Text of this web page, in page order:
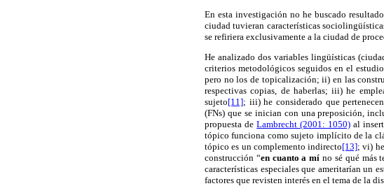
En esta investigación no he buscado
ciudad tuvieran características
se refiriera exclusivamente a la ciudad de
He analizado dos variables lingüísticas
criterios metodológicos seguidos en el
pero no los de topicalización; ii) en las
respectivas copias, de haberlas; iii) he
sujeto[11]; iii) he considerado que
(FNs) que se inician con una preposición,
propuesta deLambrecht (2001: 1050) al
tópico funciona como sujeto implícito de la
tópico es un complemento indirecto[13]; vi)
construcción “en cuanto a mí no sé qué más
características especiales que ameritarían un
factores que revisten interés en el tema de la